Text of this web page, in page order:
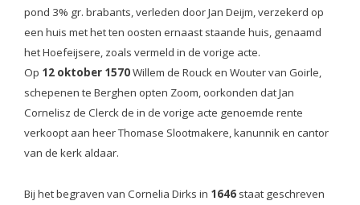
pond 3% gr. brabants, verleden door Jan Deijm, verzekerd op
een huis met het ten oosten ernaast staande huis, genaamd
het Hoefeijsere, zoals vermeld in de vorige acte.
Op 12 oktober 1570Willem de Rouck en Wouter van Goirle,
schepenen te Berghen opten Zoom, oorkonden dat Jan
Cornelisz de Clerck de in de vorige acte genoemde rente
verkoopt aan heer Thomase Slootmakere, kanunnik en cantor
van de kerk aldaar.
Bij het begraven van Cornelia Dirks in 1646 staat geschreven